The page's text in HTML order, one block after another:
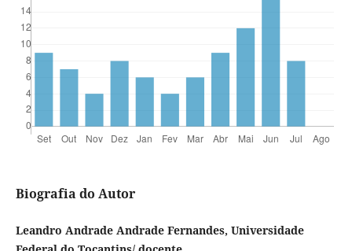
Biografia do Autor
Leandro Andrade Andrade Fernandes, Universidade